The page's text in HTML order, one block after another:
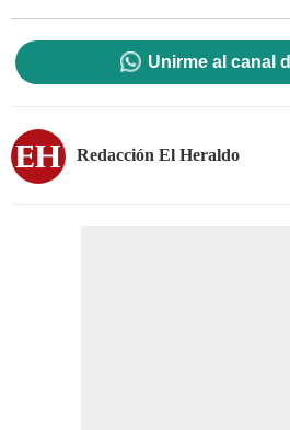
Unirme al canal
Redacción El Heraldo